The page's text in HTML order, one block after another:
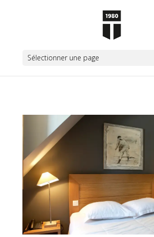
Sélectionner une page